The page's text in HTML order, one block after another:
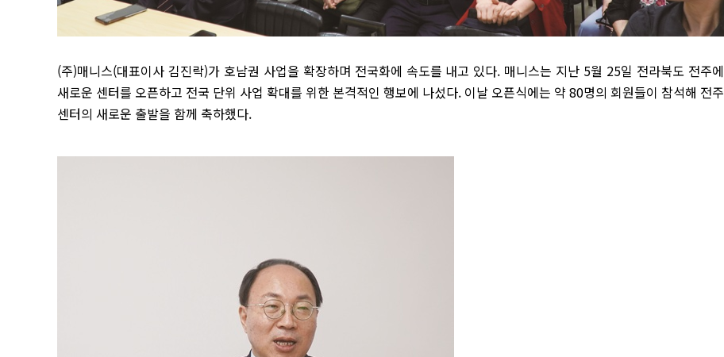
(주)매니스(대표이사 김진락)가 호남권 사업을 확장하며 전국화에 속도를 내고 있다. 매니스는 지난 5월 25일 전라북도 전주에
새로운 센터를 오픈하고 전국 단위 사업 확대를 위한 본격적인 행보에 나섰다. 이날 오픈식에는 약 80명의 회원들이 참석해 전주
센터의 새로운 출발을 함께 축하했다.